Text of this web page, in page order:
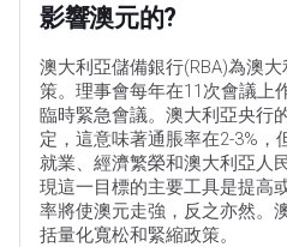
影響澳元的?
澳大利亞儲備銀行(RBA)為澳
策。理事會每年在11次會議上
臨時緊急會議。澳大利亞央行
定，這意味著通脹率在2-3%
就業、經濟繁榮和澳大利亞人
現這一目標的主要工具是提高
率將使澳元走強，反之亦然。
括量化寬松和緊縮政策。